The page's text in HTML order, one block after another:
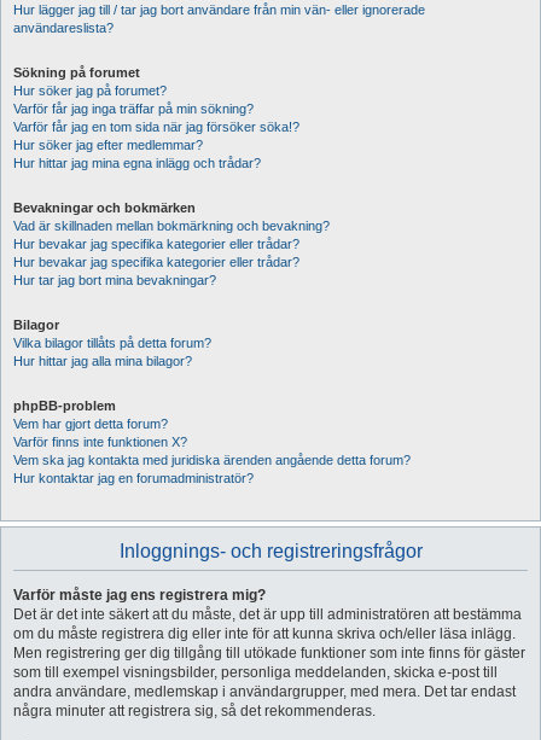
Hur lägger jag till / tar jag bort användare från min vän- eller ignorerade
användareslista?
Sökning på forumet
Hur söker jag på forumet?
Varför får jag inga träffar på min sökning?
Varför får jag en tom sida när jag försöker söka!?
Hur söker jag efter medlemmar?
Hur hittar jag mina egna inlägg och trådar?
Bevakningar och bokmärken
Vad är skillnaden mellan bokmärkning och bevakning?
Hur bevakar jag specifika kategorier eller trådar?
Hur bevakar jag specifika kategorier eller trådar?
Hur tar jag bort mina bevakningar?
Bilagor
Vilka bilagor tillåts på detta forum?
Hur hittar jag alla mina bilagor?
phpBB-problem
Vem har gjort detta forum?
Varför finns inte funktionen X?
Vem ska jag kontakta med juridiska ärenden angående detta forum?
Hur kontaktar jag en forumadministratör?
Inloggnings- och registreringsfrågor
Varför måste jag ens registrera mig?
Det är det inte säkert att du måste, det är upp till administratören att bestämma
om du måste registrera dig eller inte för att kunna skriva och/eller läsa inlägg.
Men registrering ger dig tillgång till utökade funktioner som inte finns för gäster
som till exempel visningsbilder, personliga meddelanden, skicka e-post till
andra användare, medlemskap i användargrupper, med mera. Det tar endast
några minuter att registrera sig, så det rekommenderas.